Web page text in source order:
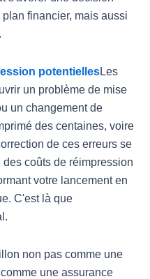
financier, mais aussi
potentiellesLes
un problème de mise
un changement de
des centaines, voire
de ces erreurs se
coûts de réimpression
votre lancement en
C'est là que
non pas comme une
une assurance